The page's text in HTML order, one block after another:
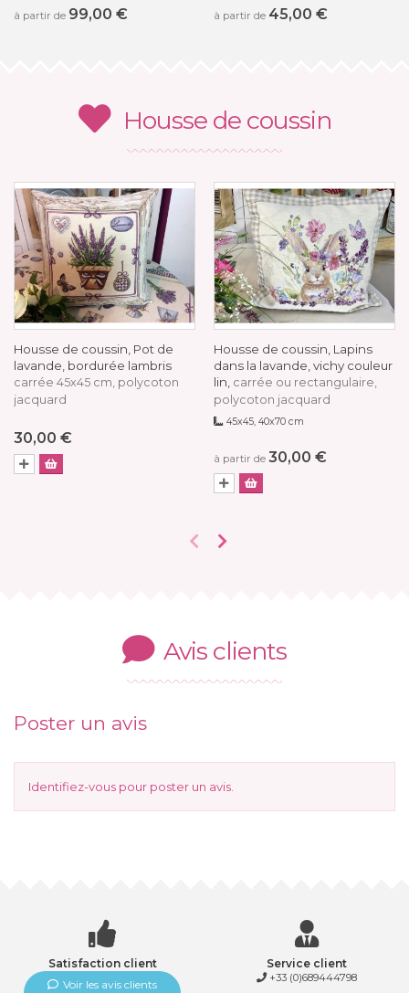
à partir de 99,00 € à partir de 45,00 €
Housse de coussin
Housse de coussin, Pot de
lavande, bordurée lambris
carrée 45x45 cm, polycoton
jacquard
30,00 €
Housse de coussin, Lapins
dans la lavande, vichy couleur
lin, carrée ou rectangulaire,
polycoton jacquard
45x45, 40x70 cm
à partir de 30,00 €
Avis clients
Poster un avis
Identifiez-vous pour poster un avis.
Satisfaction client
Voir les avis clients
Service client
+33 (0)689444798